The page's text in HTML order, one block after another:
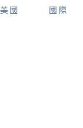
美國 國際